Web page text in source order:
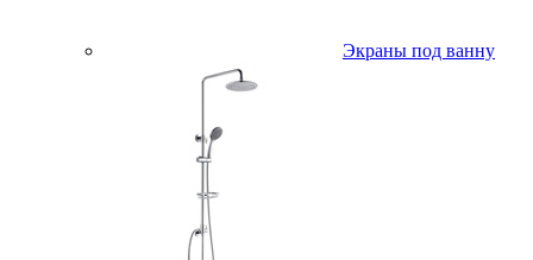
Экраны под ванну